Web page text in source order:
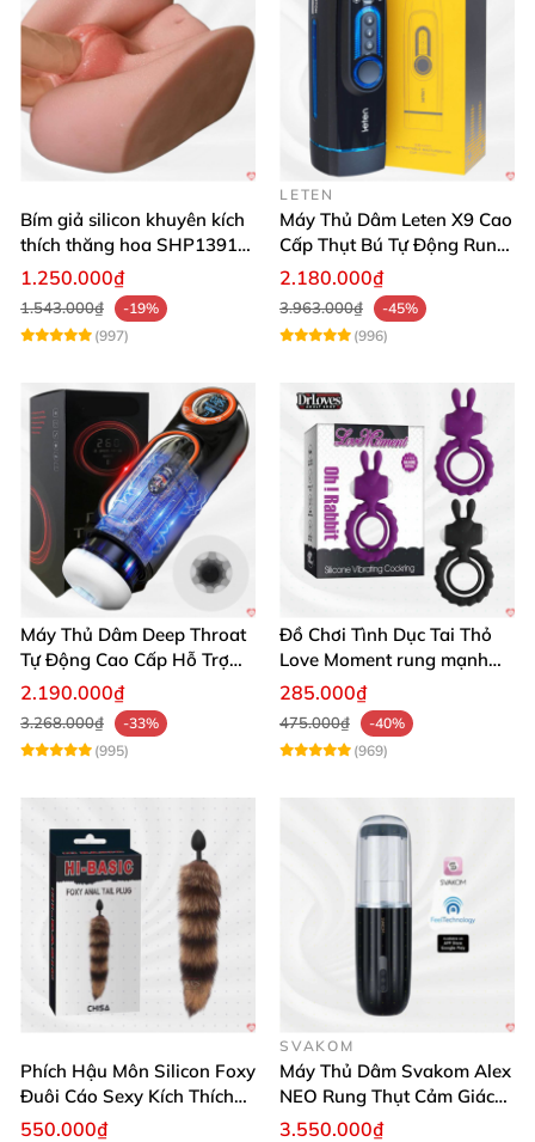
Bím giả silicon khuyên kích
thích thăng hoa SHP1391
ShopHanhPhuc
1.250.000₫
1.543.000₫
-19%
(997)
LETEN
Máy Thủ Dâm Leten X9 Cao
Cấp Thụt Bú Tự Động Rung
Rên
2.180.000₫
3.963.000₫
-45%
(996)
Máy Thủ Dâm Deep Throat
Tự Động Cao Cấp Hỗ Trợ
Gắn Tường
2.190.000₫
3.268.000₫
-33%
(995)
Đồ Chơi Tình Dục Tai Thỏ
Love Moment rung mạnh
mẽ êm ái
285.000₫
475.000₫
-40%
(969)
Phích Hậu Môn Silicon Foxy
Đuôi Cáo Sexy Kích Thích
Đỉnh Cao
550.000₫
SVAKOM
Máy Thủ Dâm Svakom Alex
NEO Rung Thụt Cảm Giác
Thật, App Điều Khiển
3.550.000₫